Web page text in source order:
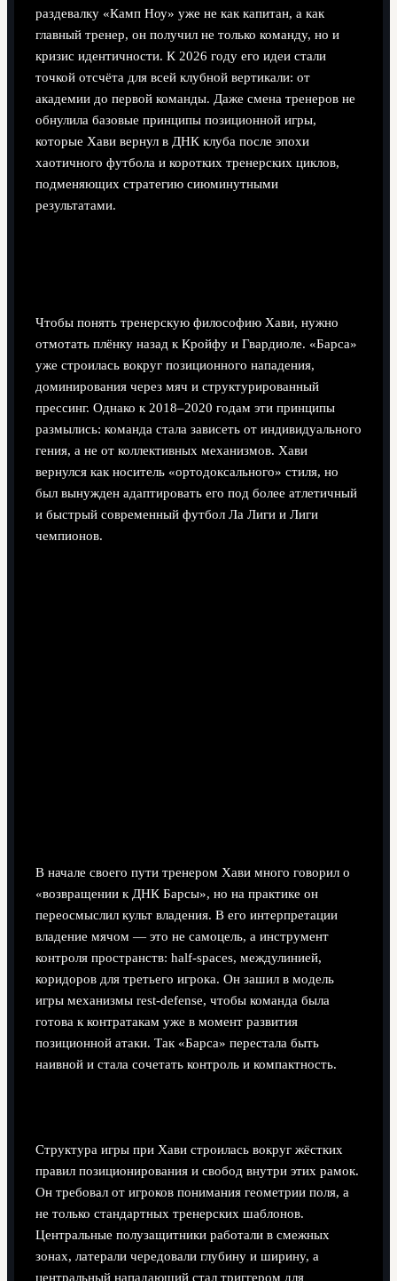
раздевалку «Камп Ноу» уже не как капитан, а как
главный тренер, он получил не только команду, но и
кризис идентичности. К 2026 году его идеи стали
точкой отсчёта для всей клубной вертикали: от
академии до первой команды. Даже смена тренеров не
обнулила базовые принципы позиционной игры,
которые Хави вернул в ДНК клуба после эпохи
хаотичного футбола и коротких тренерских циклов,
подменяющих стратегию сиюминутными
результатами.
Чтобы понять тренерскую философию Хави, нужно
отмотать плёнку назад к Кройфу и Гвардиоле. «Барса»
уже строилась вокруг позиционного нападения,
доминирования через мяч и структурированный
прессинг. Однако к 2018–2020 годам эти принципы
размылись: команда стала зависеть от индивидуального
гения, а не от коллективных механизмов. Хави
вернулся как носитель «ортодоксального» стиля, но
был вынужден адаптировать его под более атлетичный
и быстрый современный футбол Ла Лиги и Лиги
чемпионов.
В начале своего пути тренером Хави много говорил о
«возвращении к ДНК Барсы», но на практике он
переосмыслил культ владения. В его интерпретации
владение мячом — это не самоцель, а инструмент
контроля пространств: half-spaces, междулинией,
коридоров для третьего игрока. Он зашил в модель
игры механизмы rest-defense, чтобы команда была
готова к контратакам уже в момент развития
позиционной атаки. Так «Барса» перестала быть
наивной и стала сочетать контроль и компактность.
Структура игры при Хави строилась вокруг жёстких
правил позиционирования и свобод внутри этих рамок.
Он требовал от игроков понимания геометрии поля, а
не только стандартных тренерских шаблонов.
Центральные полузащитники работали в смежных
зонах, латерали чередовали глубину и ширину, а
центральный нападающий стал триггером для